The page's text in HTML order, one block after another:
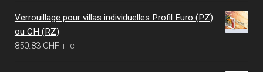
était :
3.77 CHF.
actuel
Verrouillage pour villas individuelles Profil Euro (PZ)
ou CH (RZ)
850.83 CHF TTC